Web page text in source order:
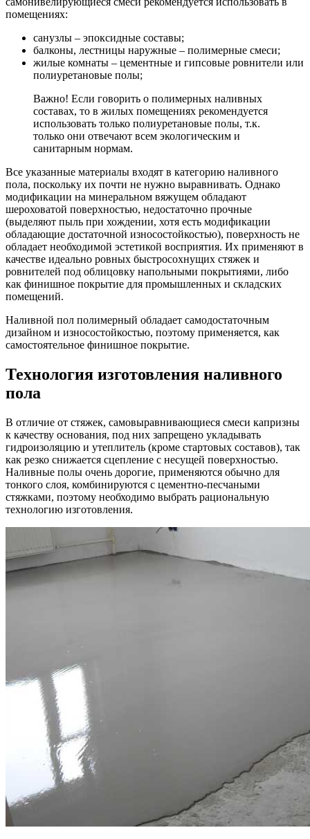
помещениях:
санузлы – эпоксидные составы;
балконы, лестницы наружные – полимерные смеси;
жилые комнаты – цементные и гипсовые ровнители или
полиуретановые полы;
Важно! Если говорить о полимерных наливных
составах, то в жилых помещениях рекомендуется
использовать только полиуретановые полы, т.к.
только они отвечают всем экологическим и
санитарным нормам.
Все указанные материалы входят в категорию наливного
пола, поскольку их почти не нужно выравнивать. Однако
модификации на минеральном вяжущем обладают
шероховатой поверхностью, недостаточно прочные
(выделяют пыль при хождении, хотя есть модификации
обладающие достаточной износостойкостью), поверхность не
обладает необходимой эстетикой восприятия. Их применяют в
качестве идеально ровных быстросохнущих стяжек и
ровнителей под облицовку напольными покрытиями, либо
как финишное покрытие для промышленных и складских
помещений.
Наливной пол полимерный обладает самодостаточным
дизайном и износостойкостью, поэтому применяется, как
самостоятельное финишное покрытие.
Технология изготовления наливного
пола
В отличие от стяжек, самовыравнивающиеся смеси капризны
к качеству основания, под них запрещено укладывать
гидроизоляцию и утеплитель (кроме стартовых составов), так
как резко снижается сцепление с несущей поверхностью.
Наливные полы очень дорогие, применяются обычно для
тонкого слоя, комбинируются с цементно-песчаными
стяжками, поэтому необходимо выбрать рациональную
технологию изготовления.